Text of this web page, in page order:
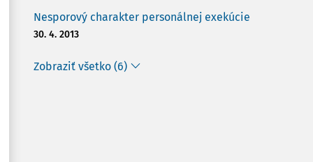
Nesporový charakter personálnej exekúcie
30. 4. 2013
Zobraziť všetko (6)